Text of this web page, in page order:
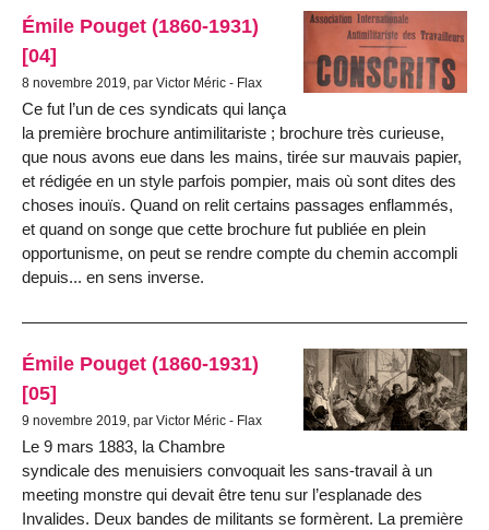
Émile Pouget (1860-1931)
[04]
8 novembre 2019, par Victor Méric - Flax
Ce fut l’un de ces syndicats qui lança
la première brochure antimilitariste ; brochure très curieuse,
que nous avons eue dans les mains, tirée sur mauvais papier,
et rédigée en un style parfois pompier, mais où sont dites des
choses inouïs. Quand on relit certains passages enflammés,
et quand on songe que cette brochure fut publiée en plein
opportunisme, on peut se rendre compte du chemin accompli
depuis... en sens inverse.
Émile Pouget (1860-1931)
[05]
9 novembre 2019, par Victor Méric - Flax
Le 9 mars 1883, la Chambre
syndicale des menuisiers convoquait les sans-travail à un
meeting monstre qui devait être tenu sur l’esplanade des
Invalides. Deux bandes de militants se formèrent. La première